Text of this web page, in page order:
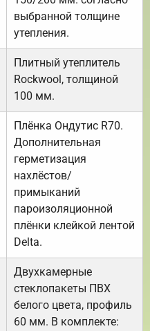
выбранной толщине
утепления.
Плитный утеплитель
Rockwool, толщиной
100 мм.
Плёнка Ондутис R70.
Дополнительная
герметизация
нахлёстов/
примыканий
пароизоляционной
плёнки клейкой лентой
Delta.
Двухкамерные
стеклопакеты ПВХ
белого цвета, профиль
60 мм. В комплекте: